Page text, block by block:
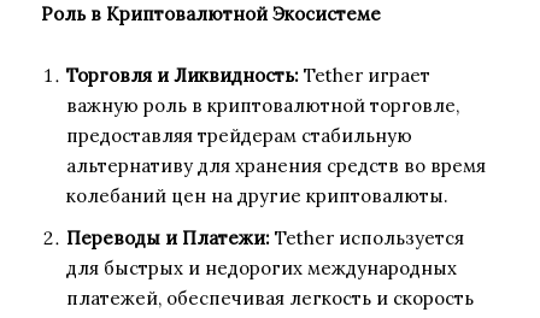
Роль в Криптовалютной Экосистеме
Торговля и Ликвидность: Tether играет
важную роль в криптовалютной торговле,
предоставляя трейдерам стабильную
альтернативу для хранения средств во время
колебаний цен на другие криптовалюты.
Переводы и Платежи: Tether используется
для быстрых и недорогих международных
платежей, обеспечивая легкость и скорость